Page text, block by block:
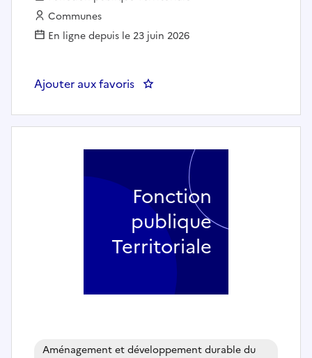
Employeur :
Communes
En ligne depuis le 23 juin 2026
Ajouter aux favoris : Instructeur des autorisations
Aménagement et développement durable du
Fonction
publique
Territoriale